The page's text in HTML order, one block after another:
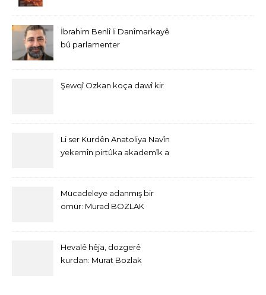
İbrahim Benlî li Danîmarkayê
bû parlamenter
Şewqî Ozkan koça dawî kir
Li ser Kurdên Anatoliya Navîn
yekemîn pirtûka akademîk a
Mücadeleye adanmış bir
ömür: Murad BOZLAK
Hevalê hêja, dozgerê
kurdan: Murat Bozlak